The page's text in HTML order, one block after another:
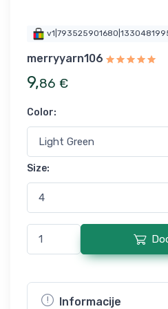
merryyarn106
9,86 €
Color:
Size:
Informacije